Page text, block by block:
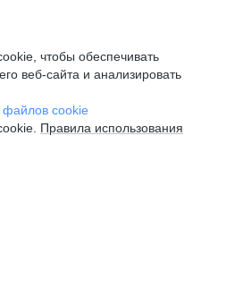
чтобы обеспечивать
веб-сайта и анализировать
файлов cookie
Правила использования